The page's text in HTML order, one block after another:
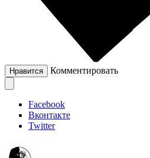
Нравится Комментировать
Facebook
Вконтакте
Twitter